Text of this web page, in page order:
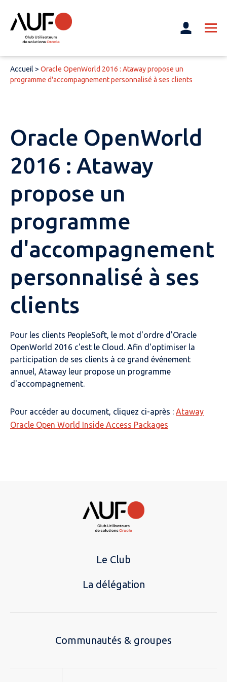
Accueil > Oracle OpenWorld 2016 : Ataway propose un
programme d'accompagnement personnalisé à ses clients
Oracle OpenWorld
2016 : Ataway
propose un
programme
d'accompagnement
personnalisé à ses
clients
Pour les clients PeopleSoft, le mot d'ordre d'Oracle
OpenWorld 2016 c'est le Cloud. Afin d'optimiser la
participation de ses clients à ce grand événement
annuel, Ataway leur propose un programme
d'accompagnement.
Pour accéder au document, cliquez ci-après : Ataway
Oracle Open World Inside Access Packages
Le Club
La délégation
Communautés & groupes